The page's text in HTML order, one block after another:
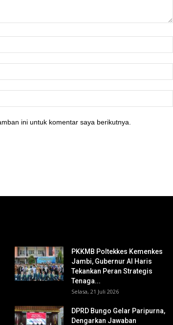
ini untuk komentar saya berikutnya.
PKKMB Poltekkes Kemenkes
Jambi, Gubernur Al Haris
Tekankan Peran Strategis
Tenaga...
Selasa, 21 Juli 2026
DPRD Bungo Gelar Paripurna,
Dengarkan Jawaban